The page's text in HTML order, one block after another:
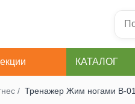
КАТАЛОГ
/ Тренажер Жим ногами B-01